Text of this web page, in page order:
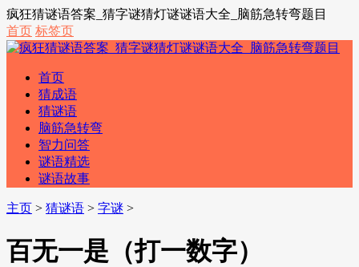
疯狂猜谜语答案_猜字谜猜灯谜谜语大全_脑筋急转弯题目
首页 标签页
首页
猜成语
猜谜语
脑筋急转弯
智力问答
谜语精选
谜语故事
主页 > 猜谜语 > 字谜 >
百无一是（打一数字）